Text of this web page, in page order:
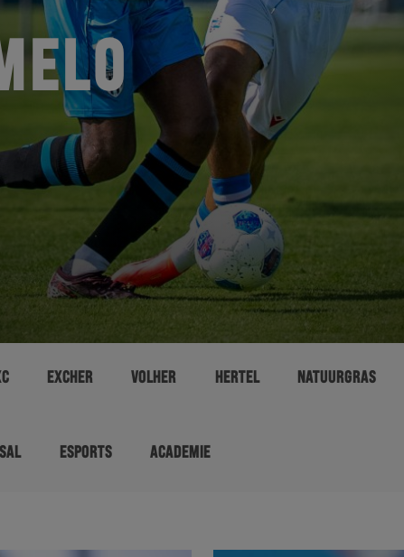
EXCHER VOLHER HERTEL NATUURGRAS
ESPORTS ACADEMIE